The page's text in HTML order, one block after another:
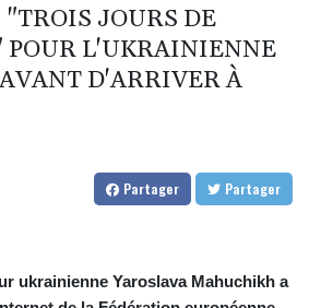
Bruno Guimaraes rejoint Arsenal
sortante Pauline Ferrand-Prévot
étape
JOURS DE
POUR L'UKRAINIENNE
D'ARRIVER À
Partager Partager
ukrainienne Yaroslava Mahuchikh a